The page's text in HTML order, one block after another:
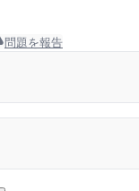
問題を報告